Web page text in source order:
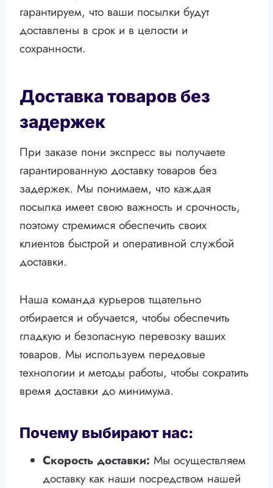
гарантируем, что ваши посылки будут
доставлены в срок и в целости и
сохранности.
Доставка товаров без
задержек
При заказе пони экспресс вы получаете
гарантированную доставку товаров без
задержек. Мы понимаем, что каждая
посылка имеет свою важность и срочность,
поэтому стремимся обеспечить своих
клиентов быстрой и оперативной службой
доставки.
Наша команда курьеров тщательно
отбирается и обучается, чтобы обеспечить
гладкую и безопасную перевозку ваших
товаров. Мы используем передовые
технологии и методы работы, чтобы сократить
время доставки до минимума.
Почему выбирают нас:
Скорость доставки: Мы осуществляем
доставку как наши посредством нашей